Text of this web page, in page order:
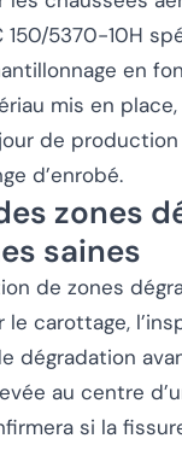
150/5370-10H
en
mis en
de
d’enrobé.
zones
saines
de zones
carottage,
dégradation
au centre
si la